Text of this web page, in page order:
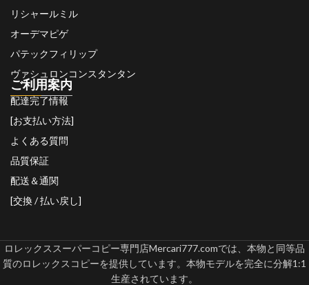
リシャールミル
オーデマピゲ
パテックフィリップ
ヴァシュロンコンスタンタン
ご利用案内
配達完了情報
[お支払い方法]
よくある質問
品質保証
配送＆通関
[交換 / 払い戻し]
ロレックススーパーコピー専門店Mercari777.comでは、本物と同等品
質のロレックスコピーを提供しています。本物モデルを完全に分解1:1
生産されています。